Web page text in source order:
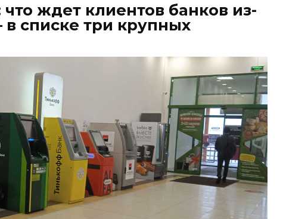
ждет клиентов банков из-
списке три крупных